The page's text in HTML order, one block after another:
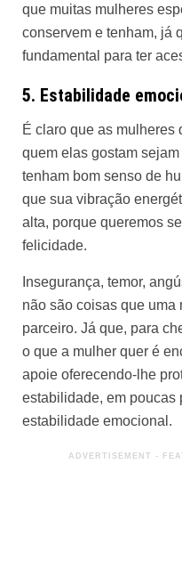
que muitas mulheres
conservem e tenham, já
fundamental para ter
5. Estabilidade
É claro que as mulheres
quem elas gostam
tenham bom senso de
que sua vibração
alta, porque queremos
felicidade.
Insegurança, temor,
não são coisas que uma
parceiro. Já que, para
o que a mulher quer é
apoie oferecendo-lhe
estabilidade, em poucas
estabilidade emocional.